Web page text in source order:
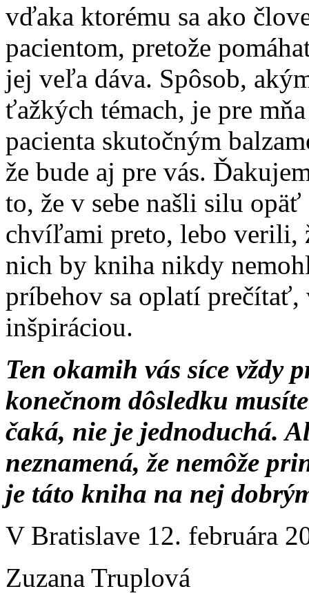
vďaka ktorému sa ako
pacientom, pretože
jej veľa dáva. Spôsob,
ťažkých témach, je pre
pacienta skutočným
že bude aj pre vás.
to, že v sebe našli silu
chvíľami preto, lebo verili,
nich by kniha nikdy
príbehov sa oplatí
inšpiráciou.
Ten okamih vás síce vždy
konečnom dôsledku
čaká, nie je jednoduchá.
neznamená, že nemôže
je táto kniha na nej
V Bratislave 12. februára
Zuzana Truplová